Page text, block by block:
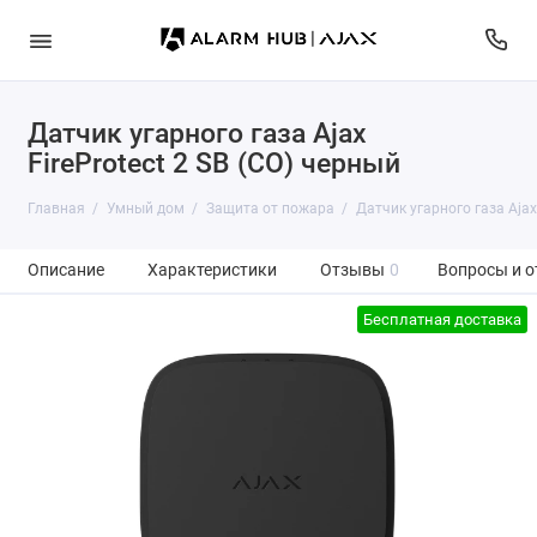
Датчик угарного газа Ajax
FireProtect 2 SB (CO) черный
Главная Умный дом Защита от пожара Датчик угарного газа
Описание Характеристики Отзывы 0 Вопросы и
Бесплатная доставка